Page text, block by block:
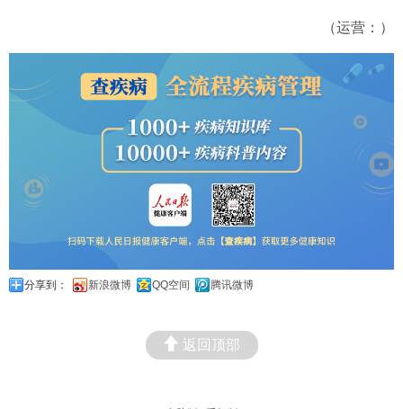
（运营：）
分享到： 新浪微博 QQ空间 腾讯微博
返回顶部